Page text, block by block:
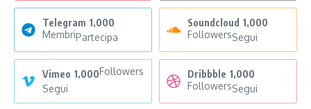
Telegram 1,000
MembriPartecipa
Soundcloud 1,000
FollowersSegui
Vimeo 1,000Followers
Segui
Dribbble 1,000
FollowersSegui